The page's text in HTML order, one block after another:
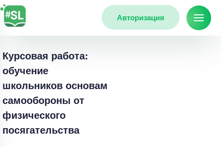
Авторизация
Курсовая работа:
обучение
школьников основам
самообороны от
физического
посягательства